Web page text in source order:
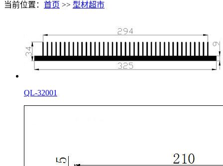
当前位置： 首页 >> 型材超市
QL-32001